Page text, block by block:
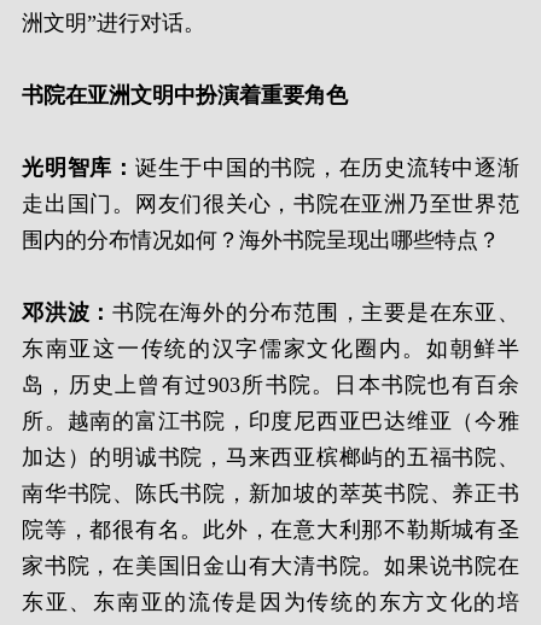
洲文明”进行对话。
书院在亚洲文明中扮演着重要角色
光明智库： 诞生于中国的书院，在历史流转中逐渐
走出国门。网友们很关心，书院在亚洲乃至世界范
围内的分布情况如何？海外书院呈现出哪些特点？
邓洪波：书院在海外的分布范围，主要是在东亚、
东南亚这一传统的汉字儒家文化圈内。如朝鲜半
岛，历史上曾有过903所书院。日本书院也有百余
所。越南的富江书院，印度尼西亚巴达维亚（今雅
加达）的明诚书院，马来西亚槟榔屿的五福书院、
南华书院、陈氏书院，新加坡的萃英书院、养正书
院等，都很有名。此外，在意大利那不勒斯城有圣
家书院，在美国旧金山有大清书院。如果说书院在
东亚、东南亚的流传是因为传统的东方文化的培